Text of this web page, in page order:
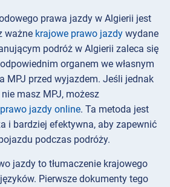
prawa jazdy w Algierii jest
ważne krajowe prawo jazdy wydane
podróż w Algierii zaleca się
organem we własnym
MPJ przed wyjazdem. Jeśli jednak
masz MPJ, możesz
jazdy online. Ta metoda jest
i bardziej efektywna, aby zapewnić
podczas podróży.
jazdy to tłumaczenie krajowego
Pierwsze dokumenty tego